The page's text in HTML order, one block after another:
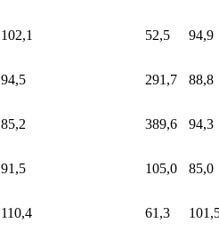
102,1 52,5 94,9
94,5 291,7 88,8
85,2 389,6 94,3
91,5 105,0 85,0
110,4 61,3